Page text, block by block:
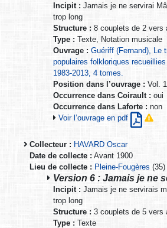
Incipit : Jamais je ne servirai
trop long
Structure : 8 couplets de 2 vers
Type : Texte, Notation musicale
Ouvrage : Guériff (Fernand), Le
populaires folkloriques
1983-2013, 4 tomes.
Position dans l’ouvrage : Vol.
Occurrence dans Coirault : oui
Occurrence dans Laforte : non
Voir l’ouvrage en pdf
Collecteur : HAVARD Oscar
Date de collecte : Avant 1900
Lieu de collecte : Pleine-Fougères (35)
Version 6 : Jamais je ne
Incipit : Jamais je ne servirais
trop long
Structure : 3 couplets de 5 vers
Type : Texte